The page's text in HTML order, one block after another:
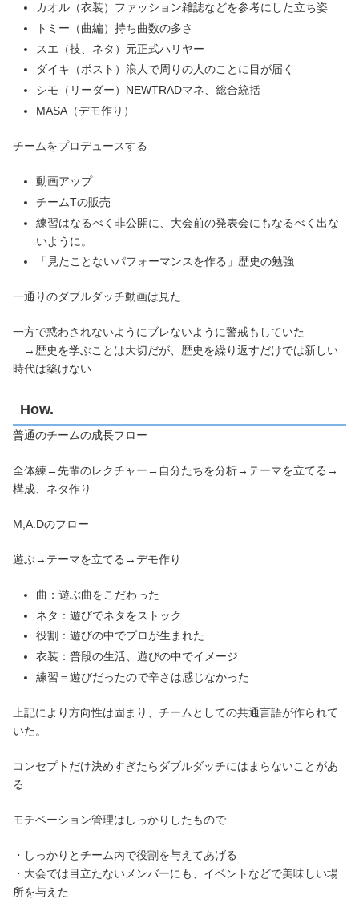
カオル（衣装）ファッション雑誌などを参考にした立ち姿
トミー（曲編）持ち曲数の多さ
スエ（技、ネタ）元正式ハリヤー
ダイキ（ポスト）浪人で周りの人のことに目が届く
シモ（リーダー）NEWTRADマネ、総合統括
MASA（デモ作り）
チームをプロデュースする
動画アップ
チームTの販売
練習はなるべく非公開に、大会前の発表会にもなるべく出な
いように。
「見たことないパフォーマンスを作る」歴史の勉強
一通りのダブルダッチ動画は見た
一方で惑わされないようにブレないように警戒もしていた
→歴史を学ぶことは大切だが、歴史を繰り返すだけでは新しい
時代は築けない
How.
普通のチームの成長フロー
全体練→先輩のレクチャー→自分たちを分析→テーマを立てる→
構成、ネタ作り
M,A.Dのフロー
遊ぶ→テーマを立てる→デモ作り
曲：遊ぶ曲をこだわった
ネタ：遊びでネタをストック
役割：遊びの中でプロが生まれた
衣装：普段の生活、遊びの中でイメージ
練習＝遊びだったので辛さは感じなかった
上記により方向性は固まり、チームとしての共通言語が作られて
いた。
コンセプトだけ決めすぎたらダブルダッチにはまらないことがあ
る
モチベーション管理はしっかりしたもので
・しっかりとチーム内で役割を与えてあげる
・大会では目立たないメンバーにも、イベントなどで美味しい場
所を与えた